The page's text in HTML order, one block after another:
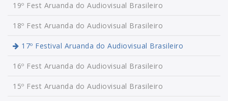
19º Fest Aruanda do Audiovisual Brasileiro
18º Fest Aruanda do Audiovisual Brasileiro
17º Festival Aruanda do Audiovisual Brasileiro
16º Fest Aruanda do Audiovisual Brasileiro
15º Fest Aruanda do Audiovisual Brasileiro